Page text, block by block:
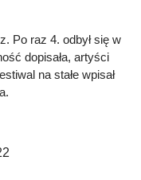
Po raz 4. odbył się w
dopisała, artyści
na stałe wpisał